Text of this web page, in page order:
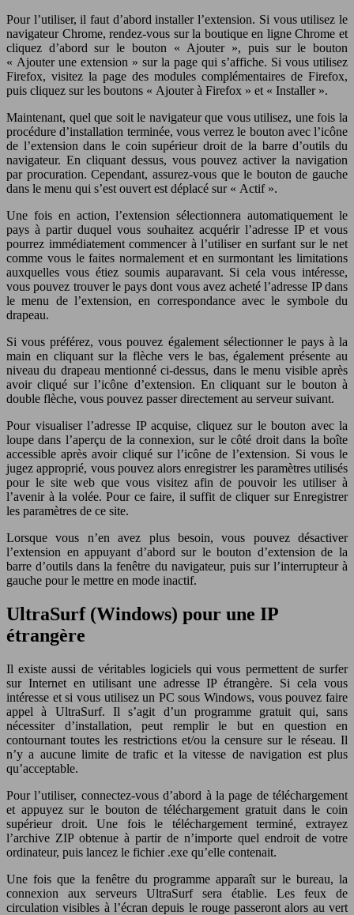
Pour l’utiliser, il faut d’abord installer l’extension. Si vous utilisez le
navigateur Chrome, rendez-vous sur la boutique en ligne Chrome et
cliquez d’abord sur le bouton « Ajouter », puis sur le bouton
« Ajouter une extension » sur la page qui s’affiche. Si vous utilisez
Firefox, visitez la page des modules complémentaires de Firefox,
puis cliquez sur les boutons « Ajouter à Firefox » et « Installer ».
Maintenant, quel que soit le navigateur que vous utilisez, une fois la
procédure d’installation terminée, vous verrez le bouton avec l’icône
de l’extension dans le coin supérieur droit de la barre d’outils du
navigateur. En cliquant dessus, vous pouvez activer la navigation
par procuration. Cependant, assurez-vous que le bouton de gauche
dans le menu qui s’est ouvert est déplacé sur « Actif ».
Une fois en action, l’extension sélectionnera automatiquement le
pays à partir duquel vous souhaitez acquérir l’adresse IP et vous
pourrez immédiatement commencer à l’utiliser en surfant sur le net
comme vous le faites normalement et en surmontant les limitations
auxquelles vous étiez soumis auparavant. Si cela vous intéresse,
vous pouvez trouver le pays dont vous avez acheté l’adresse IP dans
le menu de l’extension, en correspondance avec le symbole du
drapeau.
Si vous préférez, vous pouvez également sélectionner le pays à la
main en cliquant sur la flèche vers le bas, également présente au
niveau du drapeau mentionné ci-dessus, dans le menu visible après
avoir cliqué sur l’icône d’extension. En cliquant sur le bouton à
double flèche, vous pouvez passer directement au serveur suivant.
Pour visualiser l’adresse IP acquise, cliquez sur le bouton avec la
loupe dans l’aperçu de la connexion, sur le côté droit dans la boîte
accessible après avoir cliqué sur l’icône de l’extension. Si vous le
jugez approprié, vous pouvez alors enregistrer les paramètres utilisés
pour le site web que vous visitez afin de pouvoir les utiliser à
l’avenir à la volée. Pour ce faire, il suffit de cliquer sur Enregistrer
les paramètres de ce site.
Lorsque vous n’en avez plus besoin, vous pouvez désactiver
l’extension en appuyant d’abord sur le bouton d’extension de la
barre d’outils dans la fenêtre du navigateur, puis sur l’interrupteur à
gauche pour le mettre en mode inactif.
UltraSurf (Windows) pour une IP
étrangère
Il existe aussi de véritables logiciels qui vous permettent de surfer
sur Internet en utilisant une adresse IP étrangère. Si cela vous
intéresse et si vous utilisez un PC sous Windows, vous pouvez faire
appel à UltraSurf. Il s’agit d’un programme gratuit qui, sans
nécessiter d’installation, peut remplir le but en question en
contournant toutes les restrictions et/ou la censure sur le réseau. Il
n’y a aucune limite de trafic et la vitesse de navigation est plus
qu’acceptable.
Pour l’utiliser, connectez-vous d’abord à la page de téléchargement
et appuyez sur le bouton de téléchargement gratuit dans le coin
supérieur droit. Une fois le téléchargement terminé, extrayez
l’archive ZIP obtenue à partir de n’importe quel endroit de votre
ordinateur, puis lancez le fichier .exe qu’elle contenait.
Une fois que la fenêtre du programme apparaît sur le bureau, la
connexion aux serveurs UltraSurf sera établie. Les feux de
circulation visibles à l’écran depuis le rouge passeront alors au vert